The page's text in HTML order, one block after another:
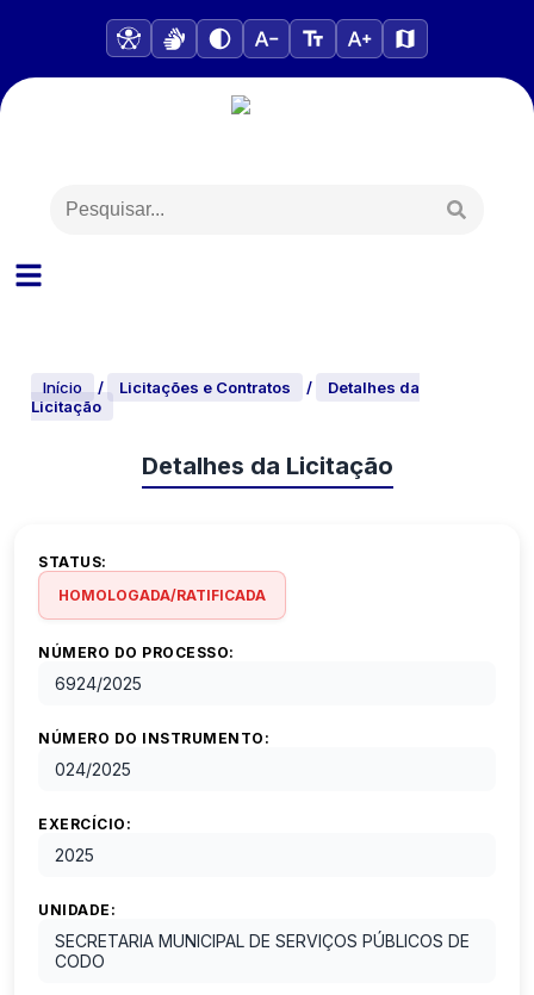
Início / Licitações e Contratos /
Detalhes da
Licitação
Detalhes da Licitação
STATUS:
HOMOLOGADA/RATIFICADA
NÚMERO DO PROCESSO:
6924/2025
NÚMERO DO INSTRUMENTO:
024/2025
EXERCÍCIO:
2025
UNIDADE:
SECRETARIA MUNICIPAL DE SERVIÇOS PÚBLICOS DE
CODO